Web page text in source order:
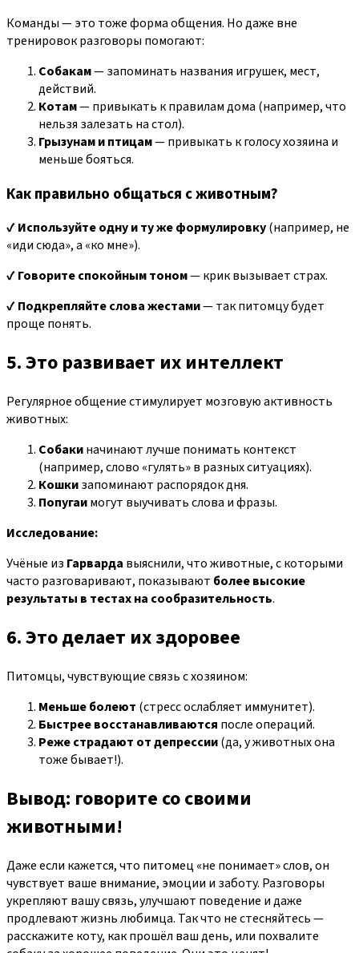
Команды — это тоже форма общения. Но даже вне
тренировок разговоры помогают:
Собакам— запоминать названия игрушек, мест,
действий.
Котам— привыкать к правилам дома (например, что
нельзя залезать на стол).
Грызунам и птицам— привыкать к голосу хозяина и
меньше бояться.
Как правильно общаться с животным?
✔Используйте одну и ту же формулировку(например, не
«иди сюда», а «ко мне»).
✔Говорите спокойным тоном— крик вызывает страх.
✔Подкрепляйте слова жестами— так питомцу будет
проще понять.
5. Это развивает их интеллект
Регулярное общение стимулирует мозговую активность
животных:
Собакиначинают лучше понимать контекст
(например, слово «гулять» в разных ситуациях).
Кошкизапоминают распорядок дня.
Попугаимогут выучивать слова и фразы.
Исследование:
Учёные из Гарварда выяснили, что животные, с которыми
часто разговаривают, показывают более высокие
результаты в тестах на сообразительность.
6. Это делает их здоровее
Питомцы, чувствующие связь с хозяином:
Меньше болеют (стресс ослабляет иммунитет).
Быстрее восстанавливаются после операций.
Реже страдают от депрессии(да, у животных она
тоже бывает!).
Вывод: говорите со своими
животными!
Даже если кажется, что питомец «не понимает» слов, он
чувствует ваше внимание, эмоции и заботу. Разговоры
укрепляют вашу связь, улучшают поведение и даже
продлевают жизнь любимца. Так что не стесняйтесь —
расскажите коту, как прошёл ваш день, или похвалите